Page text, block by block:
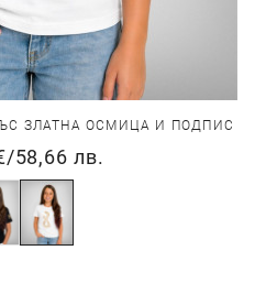
ЗЛАТНА ОСМИЦА И ПОДПИС
/58,66 лв.